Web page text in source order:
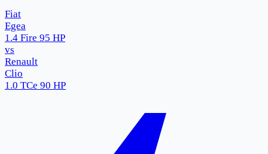
Fiat
Egea
1.4 Fire 95 HP
vs
Renault
Clio
1.0 TCe 90 HP